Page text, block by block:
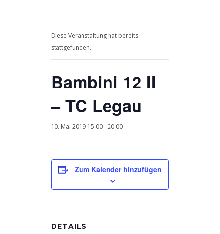
Diese Veranstaltung hat bereits
stattgefunden.
Bambini 12 II
– TC Legau
10. Mai 2019 15:00-20:00
Zum Kalender hinzufügen
DETAILS